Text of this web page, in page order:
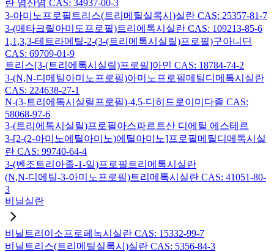
란 염산염 CAS: 34937-00-3
3-아미노프로필트리스(트리메틸실록시)실란 CAS: 25357-81-7
3-(메타크릴아미도프로필)트리에톡시실란 CAS: 109213-85-6
1,1,3,3-테트라메틸-2-(3-(트리메톡시실릴)프로필)구아니딘
CAS: 69709-01-9
트리스[3-(트리에톡시실릴)프로필]아민 CAS: 18784-74-2
3-(N,N-디메틸아미노프로필)아미노프로필메틸디메톡시실란
CAS: 224638-27-1
N-(3-트리에톡시실릴프로필)-4,5-디히드로이미다졸 CAS:
58068-97-6
3-(트리에톡시실릴)프로필아스파르트산 디에틸 에스테르
3-[2-(2-아미노에틸아미노)에틸아미노]프로필메틸디메톡시실
란 CAS: 99740-64-4
3-(벤조트리아졸-1-일)프로필트리메톡시실란
(N,N-디에틸-3-아미노프로필)트리메톡시실란 CAS: 41051-80-
3
비닐실란
비닐트리이소프로페녹시실란 CAS: 15332-99-7
비닐트리스(트리메틸실록시)실란 CAS: 5356-84-3